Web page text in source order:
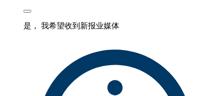
是， 我希望收到新报业媒体